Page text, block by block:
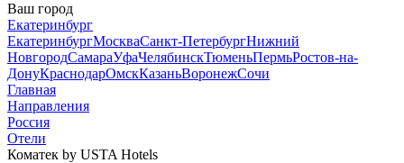
Ваш город
Екатеринбург
ЕкатеринбургМоскваСанкт-ПетербургНижний
НовгородСамараУфаЧелябинскТюменьПермьРостов-на-
ДонуКраснодарОмскКазаньВоронежСочи
Главная
Направления
Россия
Отели
Коматек by USTA Hotels